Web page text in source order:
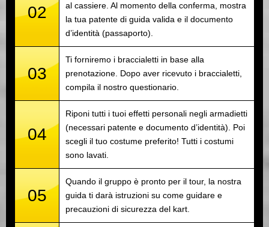
02
al cassiere. Al momento della conferma, mostra
la tua patente di guida valida e il documento
d’identità (passaporto).
03
Ti forniremo i braccialetti in base alla
prenotazione. Dopo aver ricevuto i braccialetti,
compila il nostro questionario.
04
Riponi tutti i tuoi effetti personali negli armadietti
(necessari patente e documento d’identità). Poi
scegli il tuo costume preferito! Tutti i costumi
sono lavati.
05
Quando il gruppo è pronto per il tour, la nostra
guida ti darà istruzioni su come guidare e
precauzioni di sicurezza del kart.